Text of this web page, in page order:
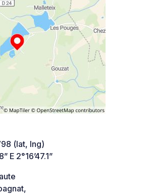
(lat, lng)
E 2°16’47.1”